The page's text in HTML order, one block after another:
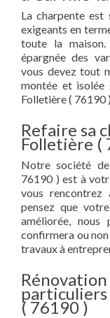
La charpente est
exigeants en
toute la
épargnée des
vous devez tout
montée et isolée
Folletière ( 76190
Refaire sa
Folletière (
Notre société
76190 ) est à
vous
pensez que
améliorée, nous
confirmera ou
travaux à
( 76190 )